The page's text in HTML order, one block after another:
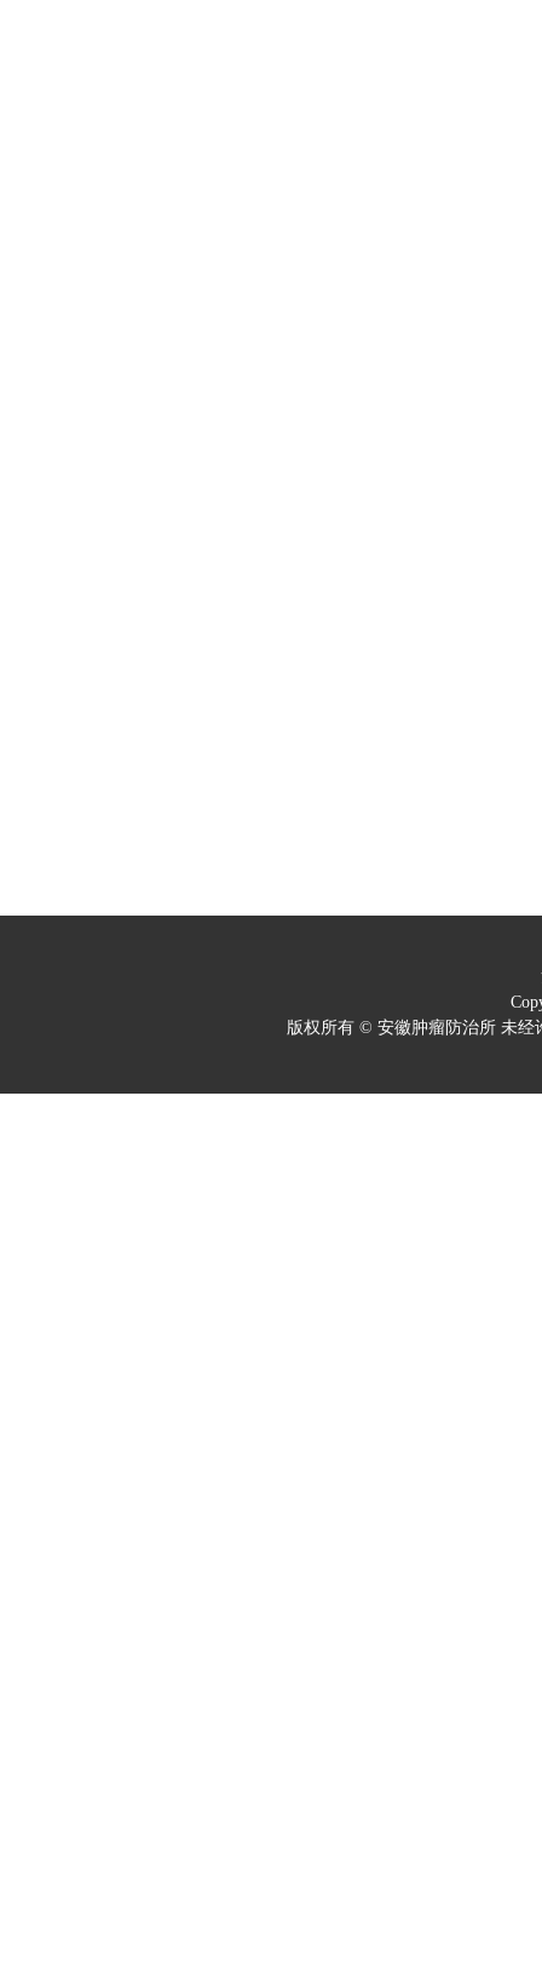
版权所有 © 安徽肿瘤防治所 未